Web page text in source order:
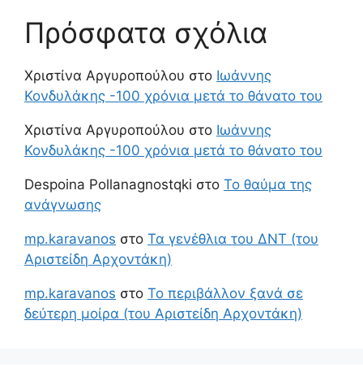
Πρόσφατα σχόλια
Χριστίνα Αργυροπούλου στο Ιωάννης
Κονδυλάκης -100 χρόνια μετά το θάνατο του
Χριστίνα Αργυροπούλου στο Ιωάννης
Κονδυλάκης -100 χρόνια μετά το θάνατο του
Despoina Pollanagnostqki στο Το θαύμα της
ανάγνωσης
mp.karavanos στο Τα γενέθλια του ΔΝΤ (του
Αριστείδη Αρχοντάκη)
mp.karavanos στο Το περιβάλλον ξανά σε
δεύτερη μοίρα (του Αριστείδη Αρχοντάκη)